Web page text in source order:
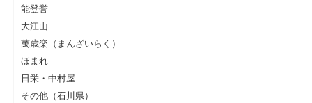
能登誉
大江山
萬歳楽（まんざいらく）
ほまれ
日栄・中村屋
その他（石川県）